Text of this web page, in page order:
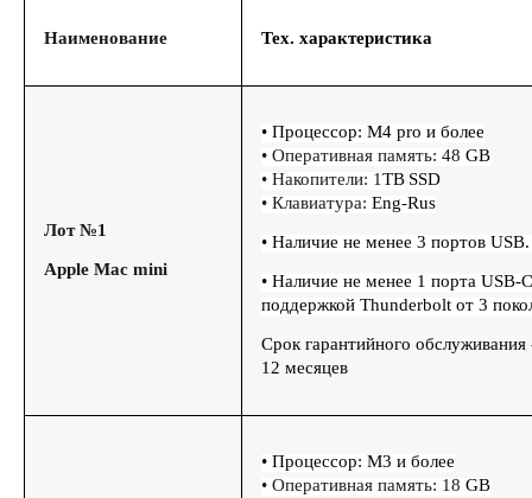
Наименование Тех. характеристика
Лот №1
Apple Mac mini
• Процессор: M4 pro и более
• Оперативная память: 48 GB
• Накопители: 1TB SSD
• Клавиатура: Eng-Rus
• Наличие не менее 3 портов
• Наличие не менее 1 порта USB-
поддержкой Thunderbolt от 3
Срок гарантийного обслуживания
12 месяцев
• Процессор: M3 и более
• Оперативная память: 18 GB